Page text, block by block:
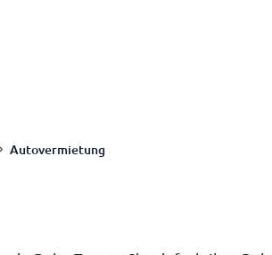
Autovermietung